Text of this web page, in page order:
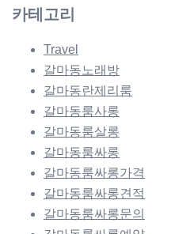
카테고리
Travel
갈마동노래방
갈마동란제리룸
갈마동룸사롱
갈마동룸살롱
갈마동룸싸롱
갈마동룸싸롱가격
갈마동룸싸롱견적
갈마동룸싸롱문의